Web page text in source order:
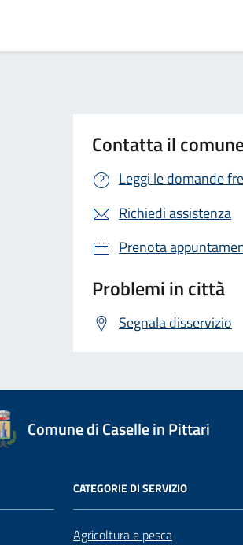
Contatta il
Leggi le domande
Richiedi assistenza
Prenota
Problemi in città
Segnala disservizio
Comune di Caselle in Pittari
CATEGORIE DI SERVIZIO
Agricoltura e pesca